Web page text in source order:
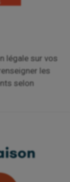
légale sur vos
les
selon